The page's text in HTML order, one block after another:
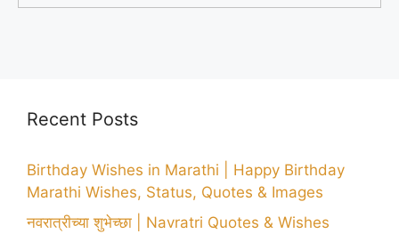
Recent Posts
Birthday Wishes in Marathi | Happy Birthday
Marathi Wishes, Status, Quotes & Images
नवरात्रीच्या शुभेच्छा | Navratri Quotes & Wishes